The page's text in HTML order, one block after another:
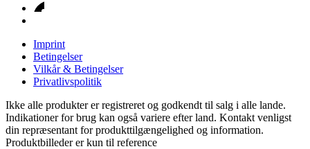
Imprint
Betingelser
Vilkår & Betingelser
Privatlivspolitik
Ikke alle produkter er registreret og godkendt til salg i alle lande.
Indikationer for brug kan også variere efter land. Kontakt venligst
din repræsentant for produkttilgængelighed og information.
Produktbilleder er kun til reference